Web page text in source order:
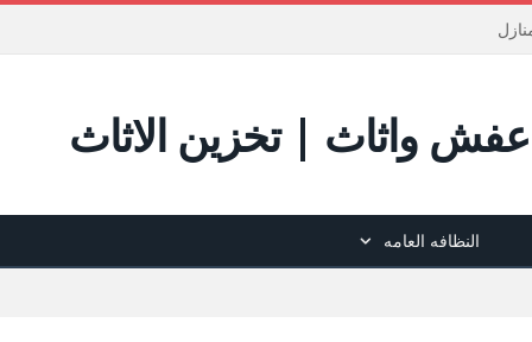
واثاث | تخزين الاثاث
النظافه العامه